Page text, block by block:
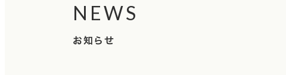
NEWS
お知らせ